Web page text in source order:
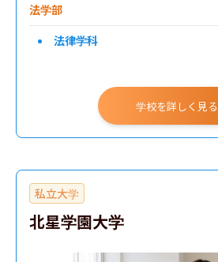
法学部
法律学科
学校を詳しく見る
私立大学
北星学園大学